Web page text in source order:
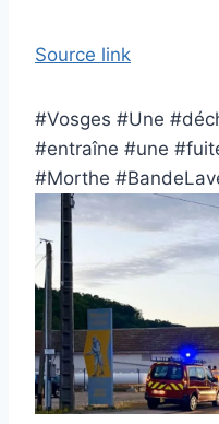
Source link
#Vosges #Une
#entraîne #une
#Morthe